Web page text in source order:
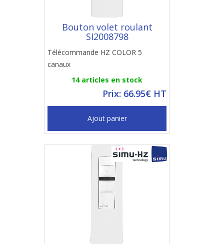
Bouton volet roulant
SI2008798
Télécommande HZ COLOR 5
canaux
14 articles en stock
Prix: 66.95€ HT
Ajout panier